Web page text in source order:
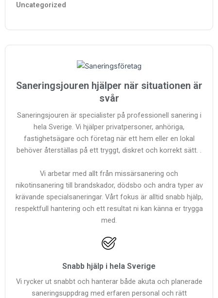
Uncategorized
Saneringsjouren hjälper när situationen är
svår
Saneringsjouren är specialister på professionell sanering i
hela Sverige. Vi hjälper privatpersoner, anhöriga,
fastighetsägare och företag när ett hem eller en lokal
behöver återställas på ett tryggt, diskret och korrekt sätt. .
Vi arbetar med allt från missärsanering och
nikotinsanering till brandskador, dödsbo och andra typer av
krävande specialsaneringar. Vårt fokus är alltid snabb hjälp,
respektfull hantering och ett resultat ni kan känna er trygga
med.
Snabb hjälp i hela Sverige
Vi rycker ut snabbt och hanterar både akuta och planerade
saneringsuppdrag med erfaren personal och rätt